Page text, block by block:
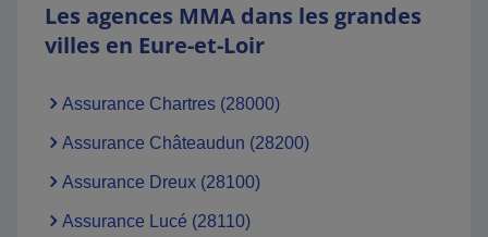
Les agences MMA dans les grandes
villes en Eure-et-Loir
Assurance Chartres (28000)
Assurance Châteaudun (28200)
Assurance Dreux (28100)
Assurance Lucé (28110)